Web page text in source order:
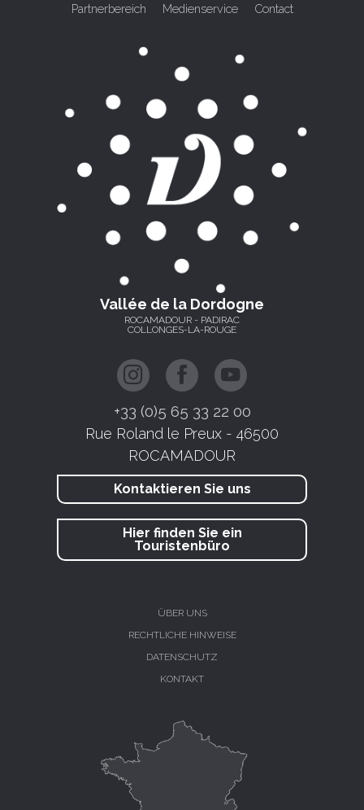
Partnerbereich Medienservice Contact
Vallée de la Dordogne
ROCAMADOUR - PADIRAC
COLLONGES-LA-ROUGE
+33 (0)5 65 33 22 00
Rue Roland le Preux - 46500
ROCAMADOUR
Kontaktieren Sie uns
Hier finden Sie ein
Touristenbüro
ÜBER UNS
RECHTLICHE HINWEISE
DATENSCHUTZ
KONTAKT